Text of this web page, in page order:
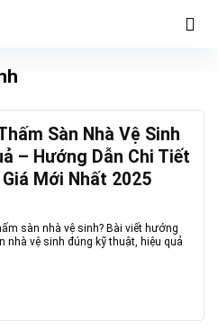
Sàn Nhà Vệ Sinh
– Hướng Dẫn Chi Tiết
Mới Nhất 2025
sàn nhà vệ sinh? Bài viết hướng
nhà vệ sinh đúng kỹ thuật, hiệu quả